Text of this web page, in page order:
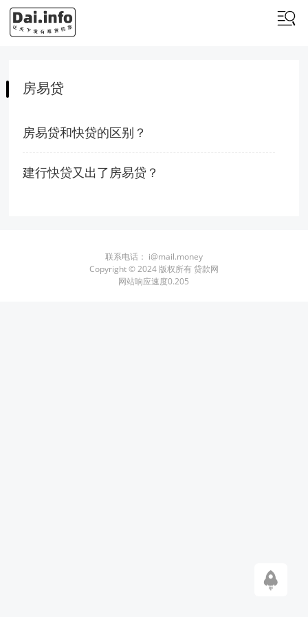
房易贷
房易贷和快贷的区别？
建行快贷又出了房易贷？
联系电话： i@mail.money
Copyright © 2024 版权所有 贷款网
网站响应速度0.205